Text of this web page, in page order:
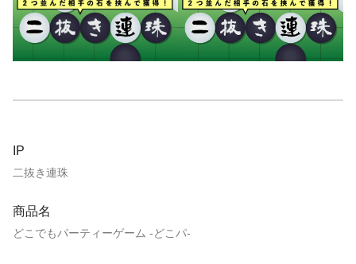
IP
二抜き連珠
商品名
どこでもパーティーゲーム ‐どこパ‐